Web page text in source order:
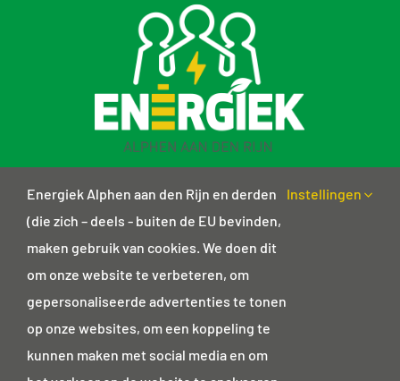
Nieuwsbrief
Privacyverklaring
Contactgegevens
Energiek Alphen aan den Rijn en derden
(die zich – deels - buiten de EU bevinden,
maken gebruik van cookies. We doen dit
om onze website te verbeteren, om
gepersonaliseerde advertenties te tonen
op onze websites, om een koppeling te
kunnen maken met social media en om
Instellingen